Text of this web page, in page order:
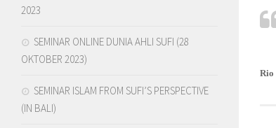
Rio
2023
SEMINAR ONLINE DUNIA AHLI SUFI (28
OKTOBER 2023)
SEMINAR ISLAM FROM SUFI’S PERSPECTIVE
(IN BALI)